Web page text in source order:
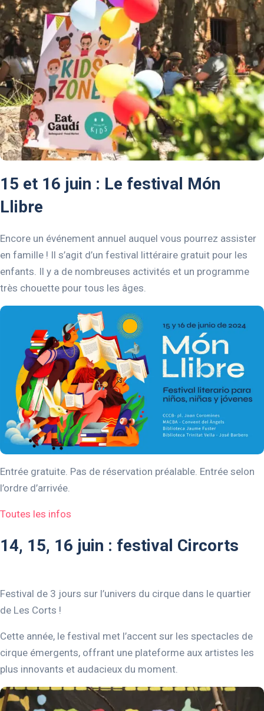
15 et 16 juin : Le festival Món
Llibre
Encore un événement annuel auquel vous pourrez assister
en famille ! Il s’agit d’un festival littéraire gratuit pour les
enfants. Il y a de nombreuses activités et un programme
très chouette pour tous les âges.
Entrée gratuite. Pas de réservation préalable. Entrée selon
l’ordre d’arrivée.
Toutes les infos
14, 15, 16 juin : festival Circorts
Festival de 3 jours sur l’univers du cirque dans le quartier
de Les Corts !
Cette année, le festival met l’accent sur les spectacles de
cirque émergents, offrant une plateforme aux artistes les
plus innovants et audacieux du moment.